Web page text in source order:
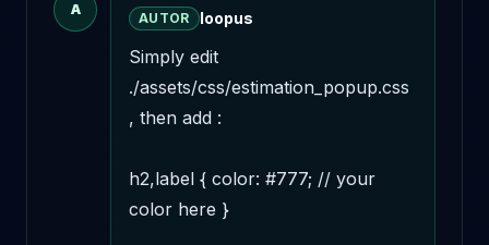
A
AUTOR loopus
Simply edit
./assets/css/estimation_popup.css
, then add :
h2,label { color: #777; // your
color here }